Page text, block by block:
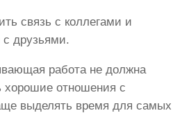
связь с коллегами и
с друзьями.
работа не должна
хорошие отношения с
выделять время для самых